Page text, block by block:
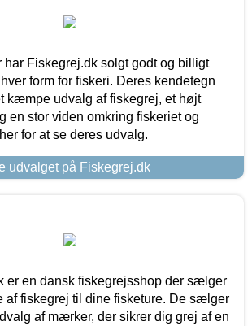
har Fiskegrej.dk solgt godt og billigt
form for fiskeri. Deres kendetegn
kæmpe udvalg af fiskegrej, et højt
en stor viden omkring fiskeriet og
for at se deres udvalg.
udvalget på Fiskegrej.dk
er en dansk fiskegrejsshop der sælger
af fiskegrej til dine fisketure. De sælger
af mærker, der sikrer dig grej af en